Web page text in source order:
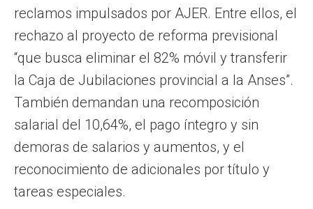
reclamos impulsados por AJER. Entre ellos, el
rechazo al proyecto de reforma previsional
“que busca eliminar el 82% móvil y transferir
la Caja de Jubilaciones provincial a la Anses”.
También demandan una recomposición
salarial del 10,64%, el pago íntegro y sin
demoras de salarios y aumentos, y el
reconocimiento de adicionales por título y
tareas especiales.